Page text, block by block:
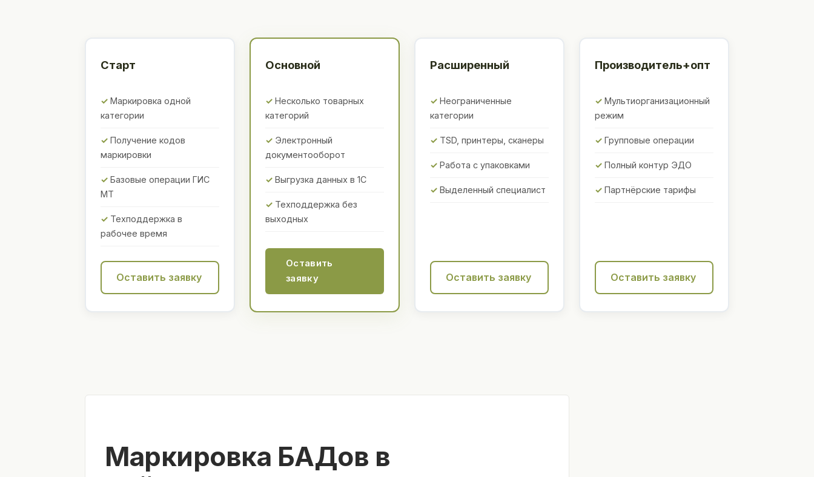
Старт
Маркировка одной
категории
Получение кодов
маркировки
Базовые операции ГИС
МТ
Техподдержка в
рабочее время
Оставить заявку
Основной
Несколько товарных
категорий
Электронный
документооборот
Выгрузка данных в 1С
Техподдержка без
выходных
Оставить
заявку
Расширенный
Неограниченные
категории
TSD, принтеры, сканеры
Работа с упаковками
Выделенный специалист
Оставить заявку
Производитель+опт
Мультиорганизационный
режим
Групповые операции
Полный контур ЭДО
Партнёрские тарифы
Оставить заявку
Маркировка БАДов в